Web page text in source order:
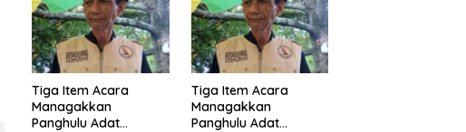
nya?
Tiga Item Acara
Managakkan
Panghulu Adat
Tiga Item Acara
Managakkan
Panghulu Adat